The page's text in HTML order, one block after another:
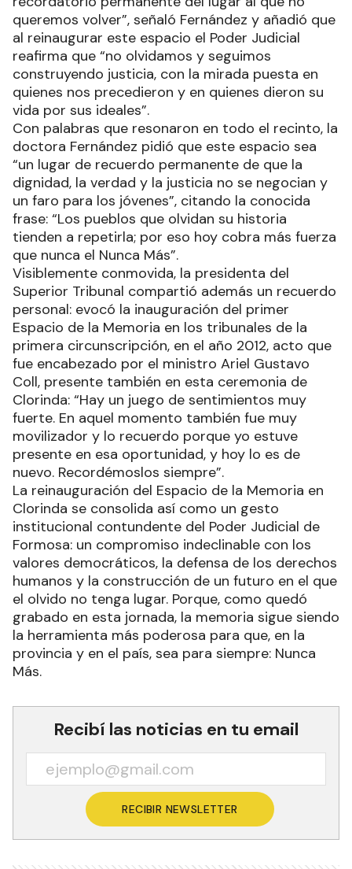
queremos volver”, señaló Fernández y añadió que
al reinaugurar este espacio el Poder Judicial
reafirma que “no olvidamos y seguimos
construyendo justicia, con la mirada puesta en
quienes nos precedieron y en quienes dieron su
vida por sus ideales”.
Con palabras que resonaron en todo el recinto, la
doctora Fernández pidió que este espacio sea
“un lugar de recuerdo permanente de que la
dignidad, la verdad y la justicia no se negocian y
un faro para los jóvenes”, citando la conocida
frase: “Los pueblos que olvidan su historia
tienden a repetirla; por eso hoy cobra más fuerza
que nunca el Nunca Más”.
Visiblemente conmovida, la presidenta del
Superior Tribunal compartió además un recuerdo
personal: evocó la inauguración del primer
Espacio de la Memoria en los tribunales de la
primera circunscripción, en el año 2012, acto que
fue encabezado por el ministro Ariel Gustavo
Coll, presente también en esta ceremonia de
Clorinda: “Hay un juego de sentimientos muy
fuerte. En aquel momento también fue muy
movilizador y lo recuerdo porque yo estuve
presente en esa oportunidad, y hoy lo es de
nuevo. Recordémoslos siempre”.
La reinauguración del Espacio de la Memoria en
Clorinda se consolida así como un gesto
institucional contundente del Poder Judicial de
Formosa: un compromiso indeclinable con los
valores democráticos, la defensa de los derechos
humanos y la construcción de un futuro en el que
el olvido no tenga lugar. Porque, como quedó
grabado en esta jornada, la memoria sigue siendo
la herramienta más poderosa para que, en la
provincia y en el país, sea para siempre: Nunca
Más.
Recibí las noticias en tu email
RECIBIR NEWSLETTER